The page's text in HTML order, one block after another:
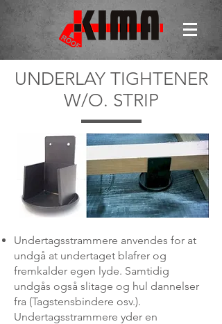
UNDERLAY TIGHTENER
W/O. STRIP
Undertagsstrammere anvendes for at
undgå at undertaget blafrer og
fremkalder egen lyde. Samtidig
undgås også slitage og hul dannelser
fra (Tagstensbindere osv.).
Undertagsstrammere yder en